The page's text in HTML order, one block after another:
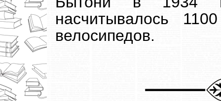
насчитывалось
велосипедов.